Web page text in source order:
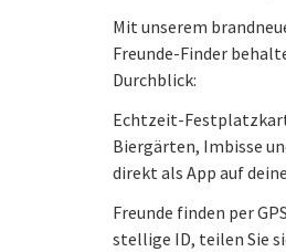
Mit unserem
Freunde-Finder
Durchblick:
Echtzeit-
Biergärten, Imbisse
direkt als App auf
Freunde finden per
stellige ID, teilen Sie